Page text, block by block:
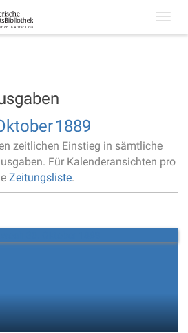
1889
zeitlichen Einstieg in sämtliche
Für Kalenderansichten pro
Zeitungsliste.